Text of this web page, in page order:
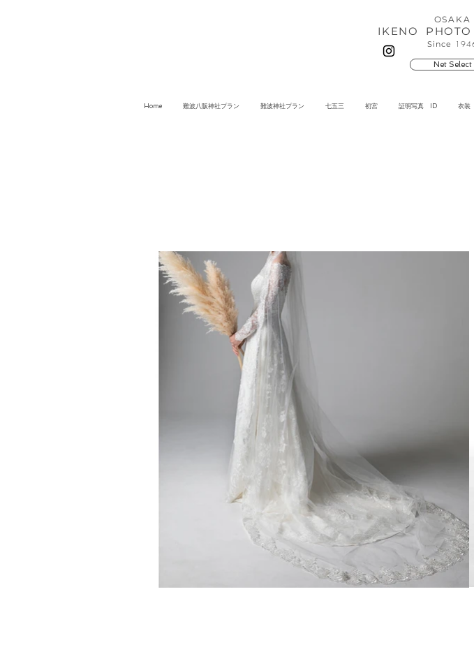
OSAKA
IKENO
​Since
Net Select
Home 難波八阪神社プラン 難波神社プラン 七五三 初宮 証明写真 ID 衣装